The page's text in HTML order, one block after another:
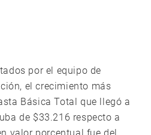
por el equipo de
el crecimiento más
Básica Total que llegó a
de $33.216 respecto a
valor porcentual fue del